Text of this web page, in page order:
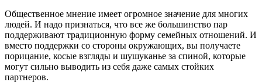
Общественное мнение имеет огромное значение для многих
людей. И надо признаться, что все же большинство пар
поддерживают традиционную форму семейных отношений. И
вместо поддержки со стороны окружающих, вы получаете
порицание, косые взгляды и шушуканье за спиной, которые
могут сильно выводить из себя даже самых стойких
партнеров.